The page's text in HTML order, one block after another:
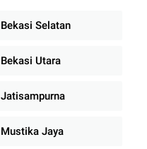
Bekasi Selatan
Bekasi Utara
Jatisampurna
Mustika Jaya